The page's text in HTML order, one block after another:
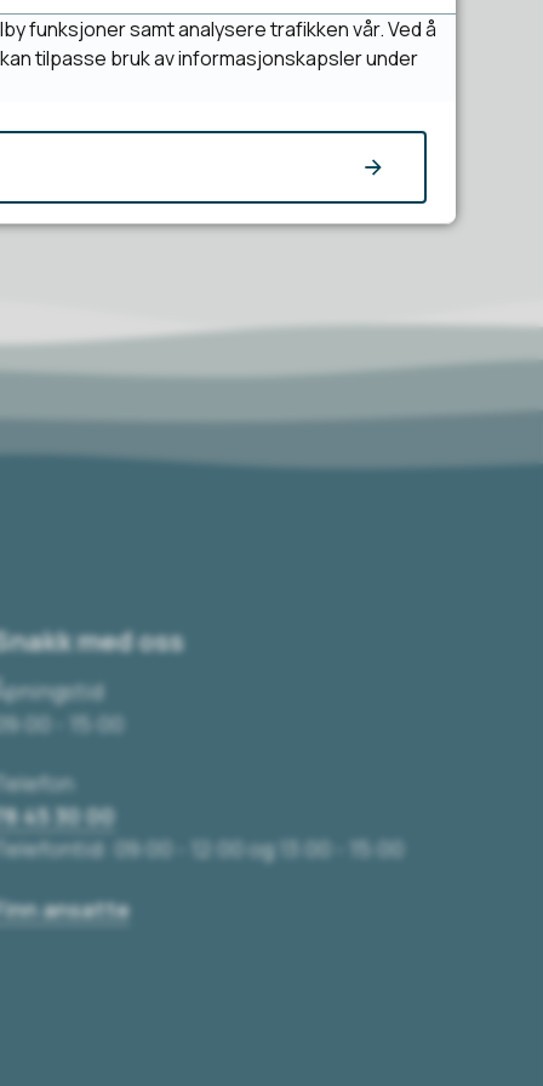
med oss
- 15:00
45 30 00
09:00 - 12:00 og 13:00 - 15:00
ansatte
funksjoner samt analysere trafikken vår. Ved å
tilpasse bruk av informasjonskapsler under